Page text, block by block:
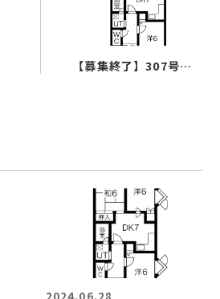
【募集終了】307号室
2024.06.28